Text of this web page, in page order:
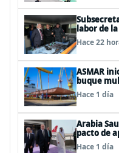
labor de la
Hace 22
ASMAR
buque
Hace 1 día
Arabia
pacto de
atacado
Hace 1 día